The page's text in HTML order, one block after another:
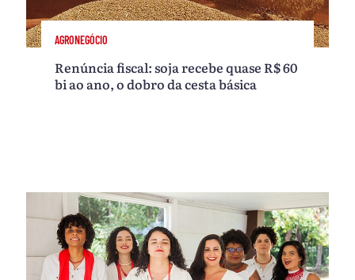
AGRONEGÓCIO
Renúncia fiscal: soja recebe quase R$ 60
bi ao ano, o dobro da cesta básica